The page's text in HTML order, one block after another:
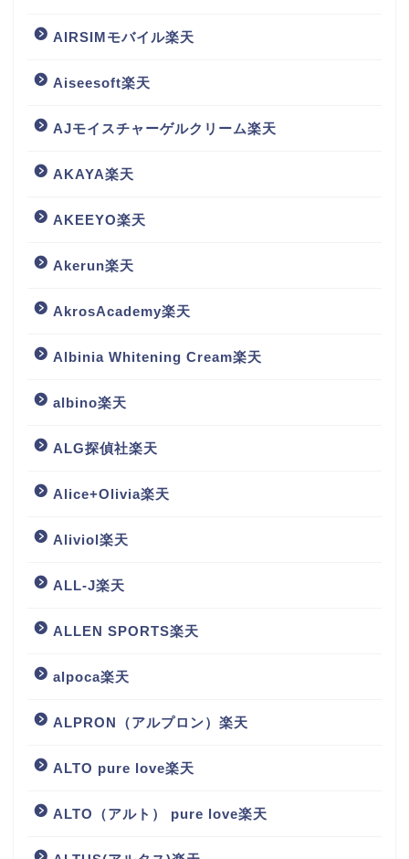
AIRSIMモバイル楽天
Aiseesoft楽天
AJモイスチャーゲルクリーム楽天
AKAYA楽天
AKEEYO楽天
Akerun楽天
AkrosAcademy楽天
Albinia Whitening Cream楽天
albino楽天
ALG探偵社楽天
Alice+Olivia楽天
Aliviol楽天
ALL-J楽天
ALLEN SPORTS楽天
alpoca楽天
ALPRON（アルプロン）楽天
ALTO pure love楽天
ALTO（アルト） pure love楽天